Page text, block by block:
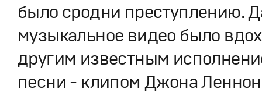
было сродни преступлению.
музыкальное видео было
другим известным
песни - клипом Джона